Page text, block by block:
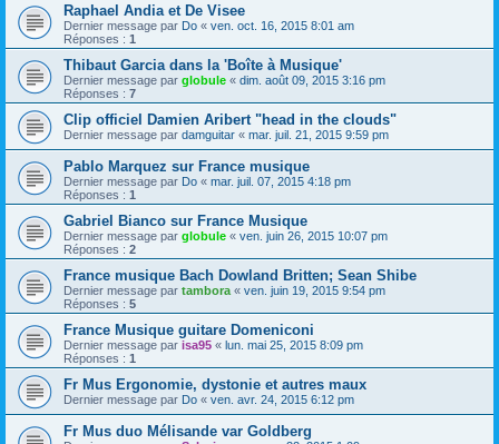
Raphael Andia et De Visee
Dernier message par Do « ven. oct. 16, 2015 8:01 am
Réponses : 1
Thibaut Garcia dans la 'Boîte à Musique'
Dernier message par globule « dim. août 09, 2015 3:16 pm
Réponses : 7
Clip officiel Damien Aribert "head in the clouds"
Dernier message par damguitar « mar. juil. 21, 2015 9:59 pm
Pablo Marquez sur France musique
Dernier message par Do « mar. juil. 07, 2015 4:18 pm
Réponses : 1
Gabriel Bianco sur France Musique
Dernier message par globule « ven. juin 26, 2015 10:07 pm
Réponses : 2
France musique Bach Dowland Britten; Sean Shibe
Dernier message par tambora « ven. juin 19, 2015 9:54 pm
Réponses : 5
France Musique guitare Domeniconi
Dernier message par isa95 « lun. mai 25, 2015 8:09 pm
Réponses : 1
Fr Mus Ergonomie, dystonie et autres maux
Dernier message par Do « ven. avr. 24, 2015 6:12 pm
Fr Mus duo Mélisande var Goldberg